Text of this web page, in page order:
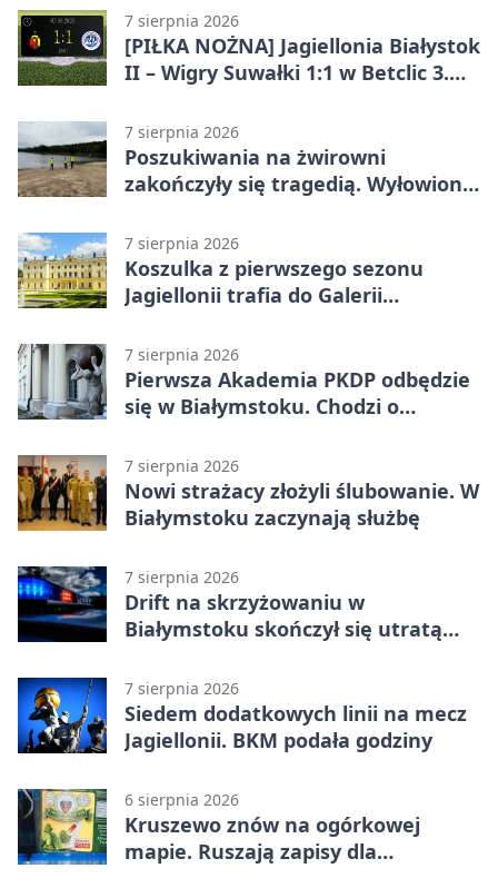
7 sierpnia 2026
[PIŁKA NOŻNA] Jagiellonia Białystok
II – Wigry Suwałki 1:1 w Betclic 3.
7 sierpnia 2026
Poszukiwania na żwirowni
zakończyły się tragedią. Wyłowiono
7 sierpnia 2026
Koszulka z pierwszego sezonu
Jagiellonii trafia do Galerii
7 sierpnia 2026
Pierwsza Akademia PKDP odbędzie
się w Białymstoku. Chodzi o
7 sierpnia 2026
Nowi strażacy złożyli ślubowanie. W
Białymstoku zaczynają służbę
7 sierpnia 2026
Drift na skrzyżowaniu w
Białymstoku skończył się utratą
7 sierpnia 2026
Siedem dodatkowych linii na mecz
Jagiellonii. BKM podała godziny
6 sierpnia 2026
Kruszewo znów na ogórkowej
mapie. Ruszają zapisy dla